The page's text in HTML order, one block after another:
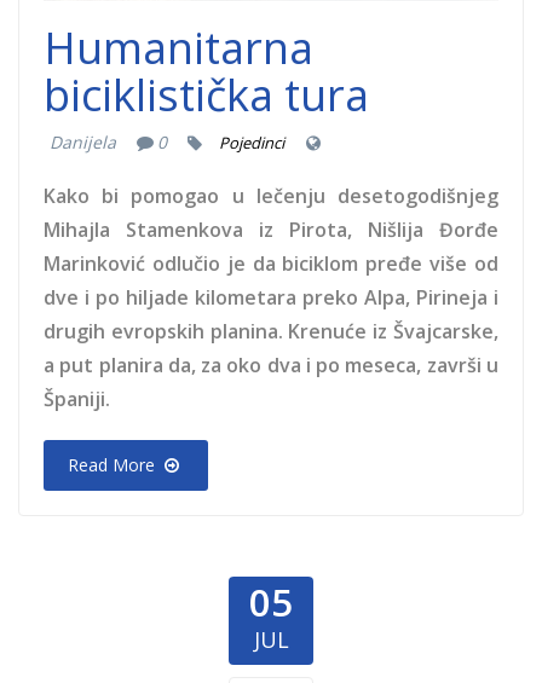
Humanitarna
biciklistička tura
Danijela 0 Pojedinci
Kako bi pomogao u lečenju desetogodišnjeg
Mihajla Stamenkova iz Pirota, Nišlija Đorđe
Marinković odlučio je da biciklom pređe više od
dve i po hiljade kilometara preko Alpa, Pirineja i
drugih evropskih planina. Krenuće iz Švajcarske,
a put planira da, za oko dva i po meseca, završi u
Španiji.
Read More
05
JUL